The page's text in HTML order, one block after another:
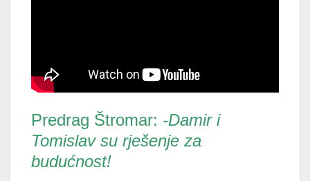
Predrag Štromar: -Damir i
Tomislav su rješenje za
budućnost!